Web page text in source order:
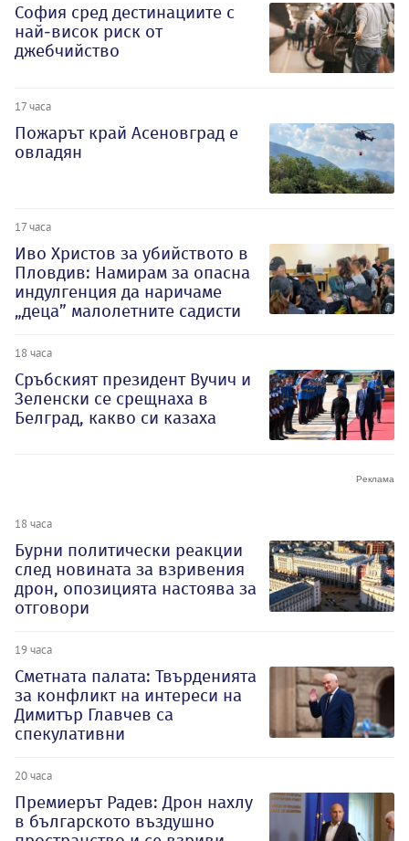
София сред дестинациите с
най-висок риск от
джебчийство
17 часа
Пожарът край Асеновград е
овладян
17 часа
Иво Христов за убийството в
Пловдив: Намирам за опасна
индулгенция да наричаме
„деца” малолетните садисти
18 часа
Сръбският президент Вучич и
Зеленски се срещнаха в
Белград, какво си казаха
18 часа
Бурни политически реакции
след новината за взривения
дрон, опозицията настоява за
отговори
19 часа
Сметната палата: Твърденията
за конфликт на интереси на
Димитър Главчев са
спекулативни
20 часа
Премиерът Радев: Дрон нахлу
в българското въздушно